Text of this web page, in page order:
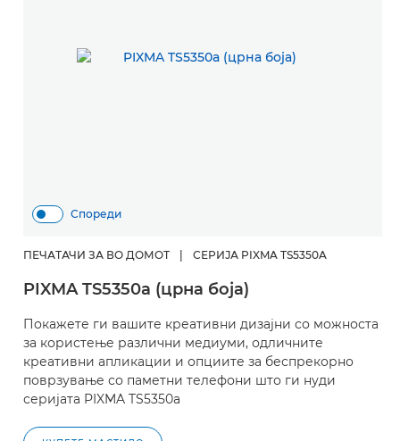
Спореди
ПЕЧАТАЧИ ЗА ВО ДОМОТ СЕРИЈА PIXMA TS5350A
PIXMA TS5350a (црна боја)
Покажете ги вашите креативни дизајни со можноста
за користење различни медиуми, одличните
креативни апликации и опциите за беспрекорно
поврзување со паметни телефони што ги нуди
серијата PIXMA TS5350a